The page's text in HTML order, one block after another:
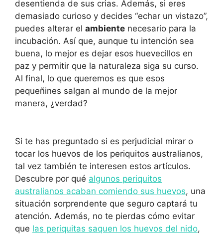
desentienda de sus crias. Además, si eres
demasiado curioso y decides “echar un vistazo”,
puedes alterar el ambiente necesario para la
incubación. Así que, aunque tu intención sea
buena, lo mejor es dejar esos huevecillos en
paz y permitir que la naturaleza siga su curso.
Al final, lo que queremos es que esos
pequeñines salgan al mundo de la mejor
manera, ¿verdad?
Si te has preguntado si es perjudicial mirar o
tocar los huevos de los periquitos australianos,
tal vez también te interesen estos artículos.
Descubre por qué algunos periquitos
australianos acaban comiendo sus huevos, una
situación sorprendente que seguro captará tu
atención. Además, no te pierdas cómo evitar
que las periquitas saquen los huevos del nido,